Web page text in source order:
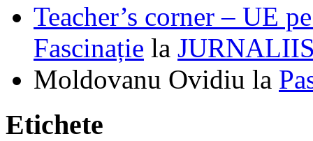
Teacher’s corner – UE
Fascinație la
Moldovanu Ovidiu la
Etichete